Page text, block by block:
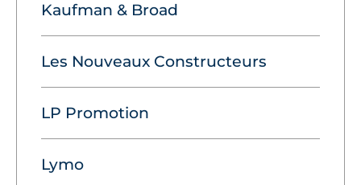
Kaufman & Broad
Les Nouveaux Constructeurs
LP Promotion
Lymo